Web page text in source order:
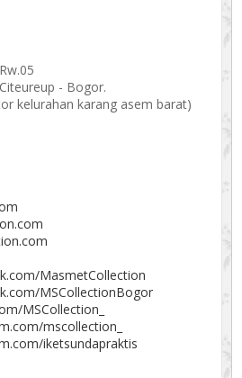
- Bogor.
kelurahan karang asem barat)
MasmetCollection
MSCollectionBogor
MSCollection_
mscollection_
iketsundapraktis